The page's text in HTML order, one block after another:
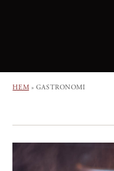
HEM » GASTRONOMI